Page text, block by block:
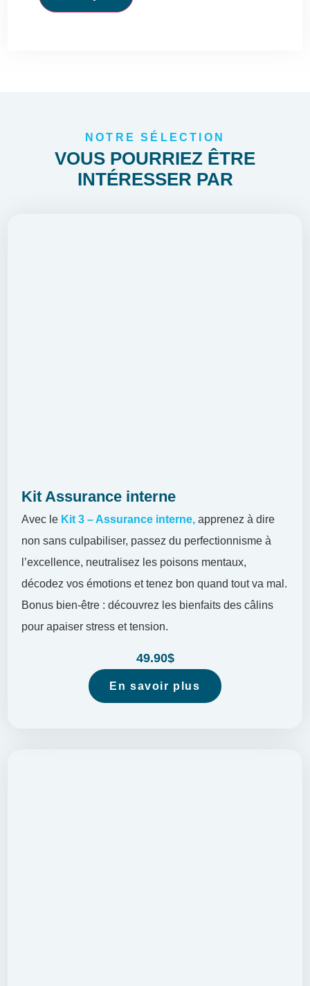
NOTRE SÉLECTION
VOUS POURRIEZ ÊTRE
INTÉRESSER PAR
Kit Assurance interne
Avec le Kit 3 – Assurance interne,apprenez à dire
non sans culpabiliser, passez du perfectionnisme à
l’excellence, neutralisez les poisons mentaux,
décodez vos émotions et tenez bon quand tout va mal.
Bonus bien-être : découvrez les bienfaits des câlins
pour apaiser stress et tension.
En savoir plus
49.90$